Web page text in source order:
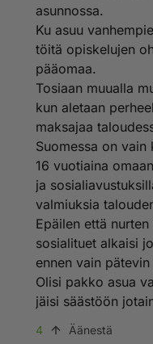
asunnossa.
Ku asuu
töitä opiskelujen
pääomaa.
Tosiaan muualla
kun aletaan
maksajaa
Suomessa on
16 vuotiaina
ja
valmiuksia
Epäilen että
sosialituet alkaisi
ennen vain
Olisi pakko asua
jäisi säästöön
4 Äänestä